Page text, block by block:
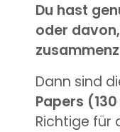
Du hast
oder
Dann sind
Papers
Richtige für